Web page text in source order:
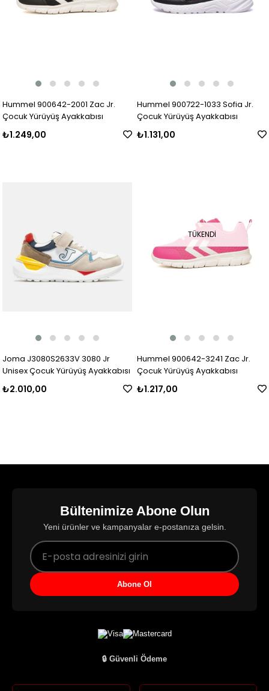
Hummel 900642-2001 Zac Jr.
Çocuk Yürüyüş Ayakkabısı
₺1.249,00
Hummel 900722-1033 Sofia Jr.
Çocuk Yürüyüş Ayakkabısı
₺1.131,00
Joma J3080S2633V 3080 Jr
Unisex Çocuk Yürüyüş Ayakkabısı
₺2.010,00
TÜKENDI
Hummel 900642-3241 Zac Jr.
Çocuk Yürüyüş Ayakkabısı
₺1.217,00
Bültenimize Abone Olun
Yeni ürünler ve kampanyalar e-postanıza gelsin.
Abone Ol
🔒 Güvenli Ödeme